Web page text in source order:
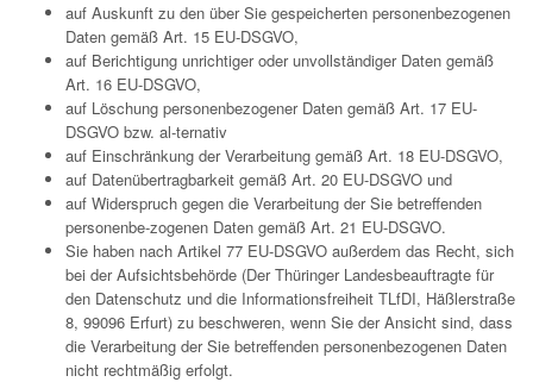
auf Auskunft zu den über Sie gespeicherten personenbezogenen
Daten gemäß Art. 15 EU-DSGVO,
auf Berichtigung unrichtiger oder unvollständiger Daten gemäß
Art. 16 EU-DSGVO,
auf Löschung personenbezogener Daten gemäß Art. 17 EU-
DSGVO bzw. al-ternativ
auf Einschränkung der Verarbeitung gemäß Art. 18 EU-DSGVO,
auf Datenübertragbarkeit gemäß Art. 20 EU-DSGVO und
auf Widerspruch gegen die Verarbeitung der Sie betreffenden
personenbe-zogenen Daten gemäß Art. 21 EU-DSGVO.
Sie haben nach Artikel 77 EU-DSGVO außerdem das Recht, sich
bei der Aufsichtsbehörde (Der Thüringer Landesbeauftragte für
den Datenschutz und die Informationsfreiheit TLfDI, Häßlerstraße
8, 99096 Erfurt) zu beschweren, wenn Sie der Ansicht sind, dass
die Verarbeitung der Sie betreffenden personenbezogenen Daten
nicht rechtmäßig erfolgt.